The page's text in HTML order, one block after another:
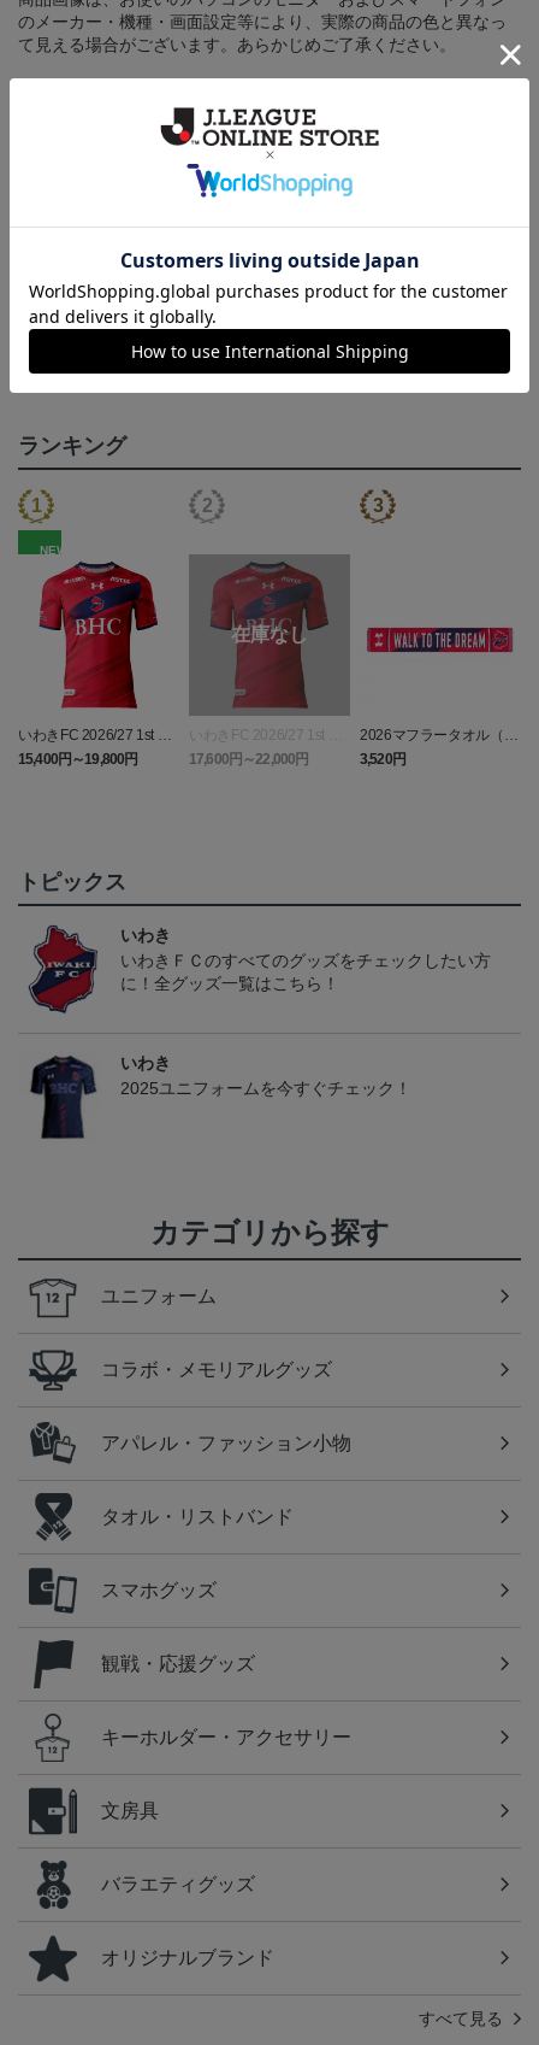
のメーカー・機種・画面設定等により、実際の商品の色と異なっ
て見える場合がございます。あらかじめご了承ください。
取り扱い商品によっては、パッケージやデザインなどの仕様が予
告なく変更になることがございます。
決済について
ギフト対応について
ヘルプページ
ランキング
NEW
いわきFC 2026/27 1st レ
プリカユニフォーム
15,400円～19,800円
いわきFC 2026/27 1st オ
ーセンティックユニフォ
ーム
17,600円～22,000円
2026マフラータオル（W
ALK TO THE DREAM）
3,520円
トピックス
いわき
いわきＦＣのすべてのグッズをチェックしたい方
に！全グッズ一覧はこちら！
いわき
2025ユニフォームを今すぐチェック！
カテゴリから探す
ユニフォーム
コラボ・メモリアルグッズ
アパレル・ファッション小物
タオル・リストバンド
スマホグッズ
観戦・応援グッズ
キーホルダー・アクセサリー
文房具
バラエティグッズ
オリジナルブランド
すべて見る